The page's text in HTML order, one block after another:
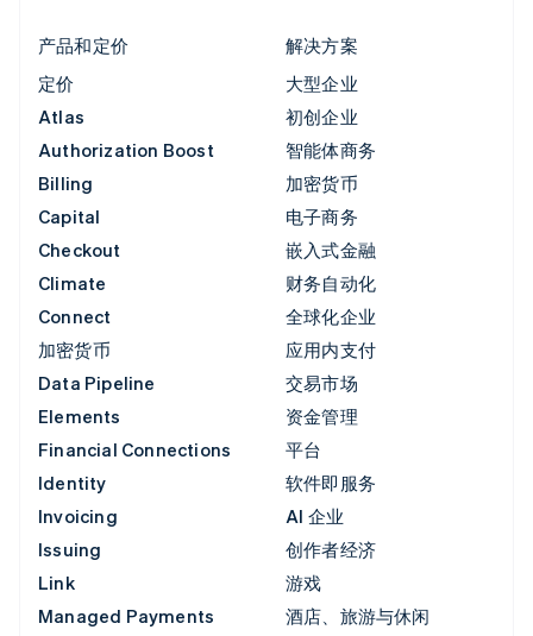
产品和定价
定价
Atlas
Authorization Boost
Billing
Capital
Checkout
Climate
Connect
加密货币
Data Pipeline
Elements
Financial Connections
Identity
Invoicing
Issuing
Link
Managed Payments
解决方案
大型企业
初创企业
智能体商务
加密货币
电子商务
嵌入式金融
财务自动化
全球化企业
应用内支付
交易市场
资金管理
平台
软件即服务
AI 企业
创作者经济
游戏
酒店、旅游与休闲